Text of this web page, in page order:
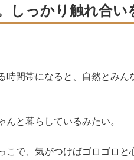
しっかり触れ合い
時間帯になると、自然とみん
と暮らしているみたい。
こで、気がつけばゴロゴロと